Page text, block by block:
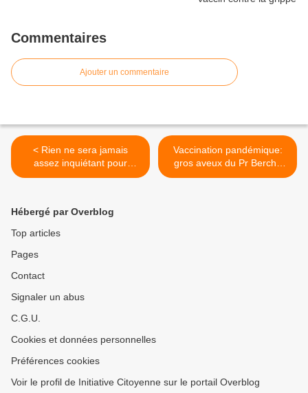
Commentaires
Ajouter un commentaire
< Rien ne sera jamais
assez inquiétant pour
l'EFSA
Vaccination pandémique:
gros aveux du Pr Berche
sur France 5 >
Hébergé par Overblog
Top articles
Pages
Contact
Signaler un abus
C.G.U.
Cookies et données personnelles
Préférences cookies
Voir le profil de Initiative Citoyenne sur le portail Overblog